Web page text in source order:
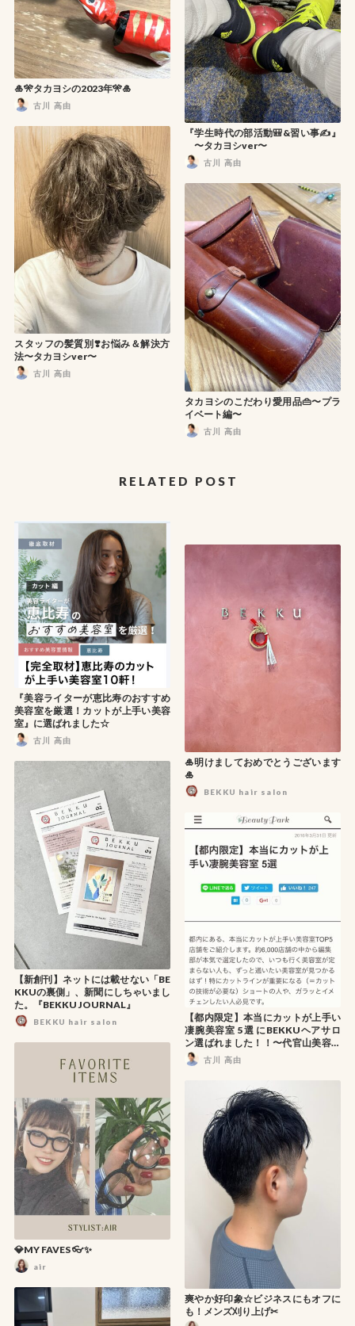
🎍🎌タカヨシの2023年🎌🎍
古川 高由
『学生時代の部活動🎒&習い事✍️』
〜タカヨシver〜
古川 高由
スタッフの髪質別❣️お悩み＆解決方
法〜タカヨシver〜
古川 高由
タカヨシのこだわり愛用品👜〜プラ
イベート編〜
古川 高由
RELATED POST
『美容ライターが恵比寿のおすすめ
美容室を厳選！カットが上手い美容
室』に選ばれました☆
古川 高由
🎍明けましておめでとうございます
🎍
BEKKU hair salon
【新創刊】ネットには載せない「BE
KKUの裏側」、新聞にしちゃいまし
た。『BEKKU JOURNAL』
BEKKU hair salon
【都内限定】本当にカットが上手い
凄腕美容室 5選 にBEKKUヘアサロ
ン選ばれました！！〜代官山美容院
BEKKUのブログ〜
古川 高由
💎MY FAVES 👓✨
air
爽やか好印象☆ビジネスにもオフに
も！メンズ刈り上げ✂︎